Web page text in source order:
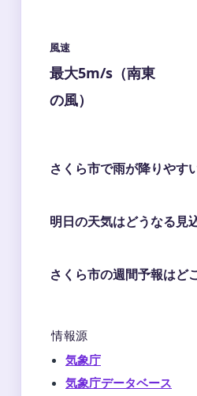
風速
最大5m/s（南東
の風）
さくら市で雨が降りやす
明日の天気はどうなる見
さくら市の週間予報はど
情報源
気象庁
気象庁データベース